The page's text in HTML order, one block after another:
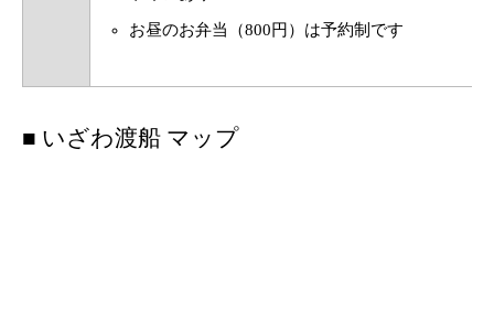
お昼のお弁当（800円）は予約制です
■ いざわ渡船 マップ